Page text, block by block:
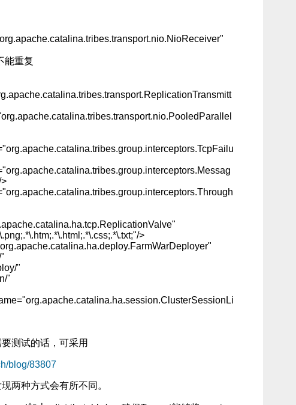
能重复
>
"
"
测试的话，可采用
blog/83807
两种方式会有所不同。